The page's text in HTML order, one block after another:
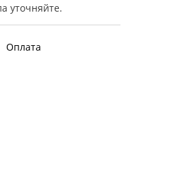
уточняйте.
Оплата